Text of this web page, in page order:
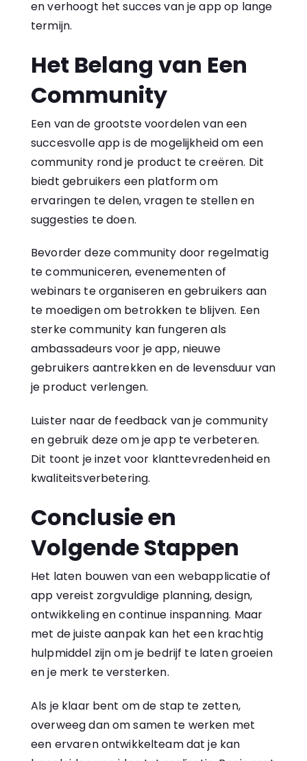
en verhoogt het succes van je app op lange
termijn.
Het Belang van Een
Community
Een van de grootste voordelen van een
succesvolle app is de mogelijkheid om een
community rond je product te creëren. Dit
biedt gebruikers een platform om
ervaringen te delen, vragen te stellen en
suggesties te doen.
Bevorder deze community door regelmatig
te communiceren, evenementen of
webinars te organiseren en gebruikers aan
te moedigen om betrokken te blijven. Een
sterke community kan fungeren als
ambassadeurs voor je app, nieuwe
gebruikers aantrekken en de levensduur van
je product verlengen.
Luister naar de feedback van je community
en gebruik deze om je app te verbeteren.
Dit toont je inzet voor klanttevredenheid en
kwaliteitsverbetering.
Conclusie en
Volgende Stappen
Het laten bouwen van een webapplicatie of
app vereist zorgvuldige planning, design,
ontwikkeling en continue inspanning. Maar
met de juiste aanpak kan het een krachtig
hulpmiddel zijn om je bedrijf te laten groeien
en je merk te versterken.
Als je klaar bent om de stap te zetten,
overweeg dan om samen te werken met
een ervaren ontwikkelteam dat je kan